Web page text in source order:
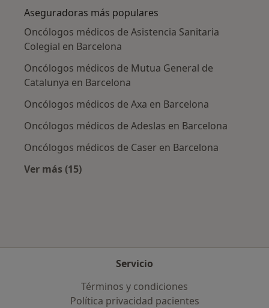
Aseguradoras más populares
Oncólogos médicos de Asistencia Sanitaria
Colegial en Barcelona
Oncólogos médicos de Mutua General de
Catalunya en Barcelona
Oncólogos médicos de Axa en Barcelona
Oncólogos médicos de Adeslas en Barcelona
Oncólogos médicos de Caser en Barcelona
Ver más (15)
Servicio
Términos y condiciones
Política privacidad pacientes